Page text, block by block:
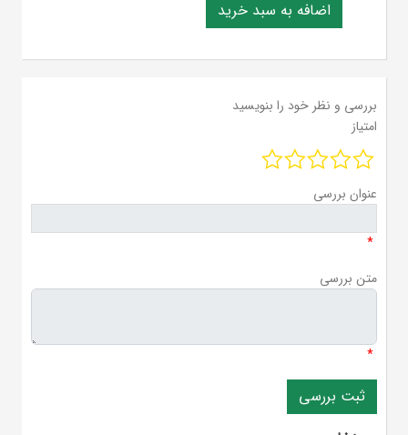
بررسی و نظر خود را بنویسید
امتیاز
عنوان بررسی
*
متن بررسی
*